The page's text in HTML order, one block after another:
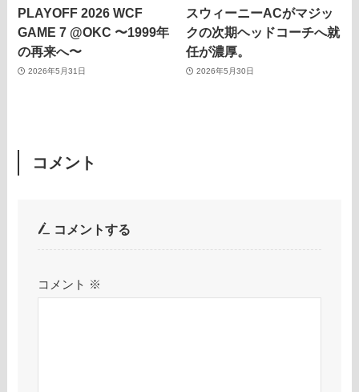
PLAYOFF 2026 WCF
GAME 7 @OKC 〜1999年
の再来へ〜
2026年5月31日
スウィーニーACがマジッ
クの次期ヘッドコーチへ就
任が濃厚。
2026年5月30日
コメント
コメントする
コメント ※